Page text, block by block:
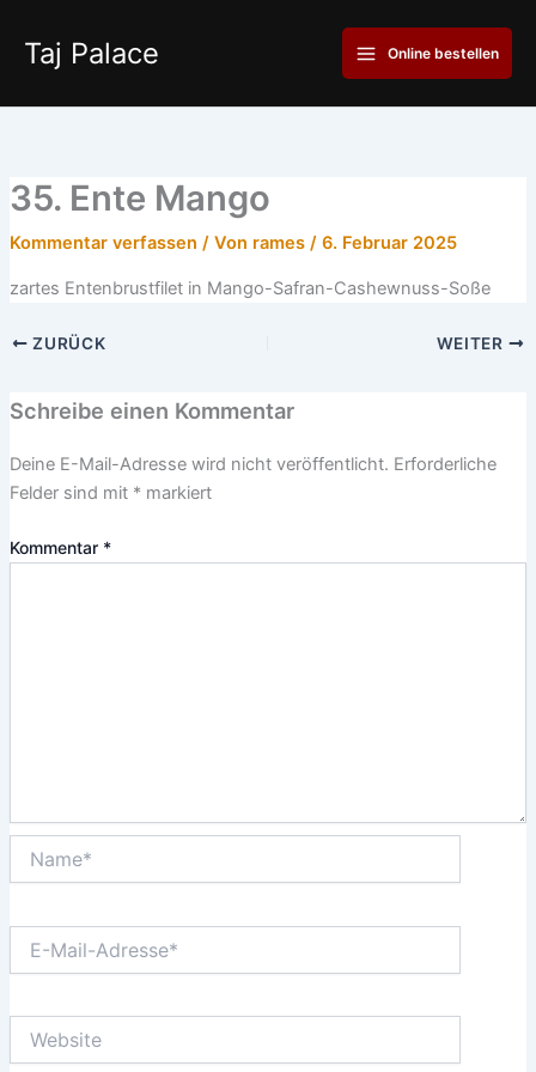
Inhalt
springen
Taj Palace
Main
Menu
Online bestellen
35. Ente Mango
Kommentar verfassen / Von rames / 6. Februar 2025
zartes Entenbrustfilet in Mango-Safran-Cashewnuss-Soße
ZURÜCK WEITER
Schreibe einen Kommentar
Deine E-Mail-Adresse wird nicht veröffentlicht. Erforderliche
Felder sind mit *markiert
Kommentar *
Mail-